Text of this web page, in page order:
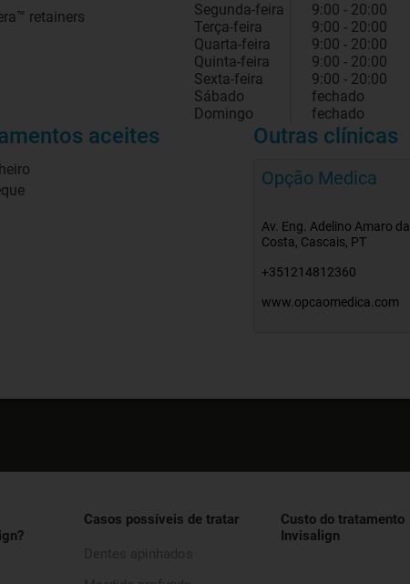
retainers
Segunda-feira
9:00 - 20:00
Terça-feira
9:00 - 20:00
Quarta-feira
9:00 - 20:00
Quinta-feira
9:00 - 20:00
Sexta-feira
9:00 - 20:00
Sábado
fechado
Domingo
fechado
aceites Outras clínicas
Opção Medica
Av. Eng. Adelino Amaro da
Costa, Cascais, PT
+351214812360
www.opcaomedica.com
Casos possíveis de tratar
Custo do tratamento
Invisalign